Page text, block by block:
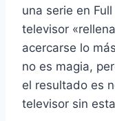
una serie en
televisor
acercarse lo
no es magia,
el resultado es
televisor sin